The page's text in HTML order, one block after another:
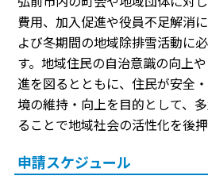
費用、加入促進や役員不足解消
よび冬期間の地域除排雪活動に
す。地域住民の自治意識の向上
進を図るとともに、住民が安全
境の維持・向上を目的として、
ることで地域社会の活性化を後押
申請スケジュール